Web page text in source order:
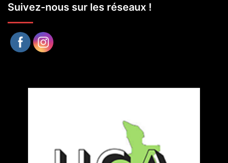
Suivez-nous sur les réseaux !